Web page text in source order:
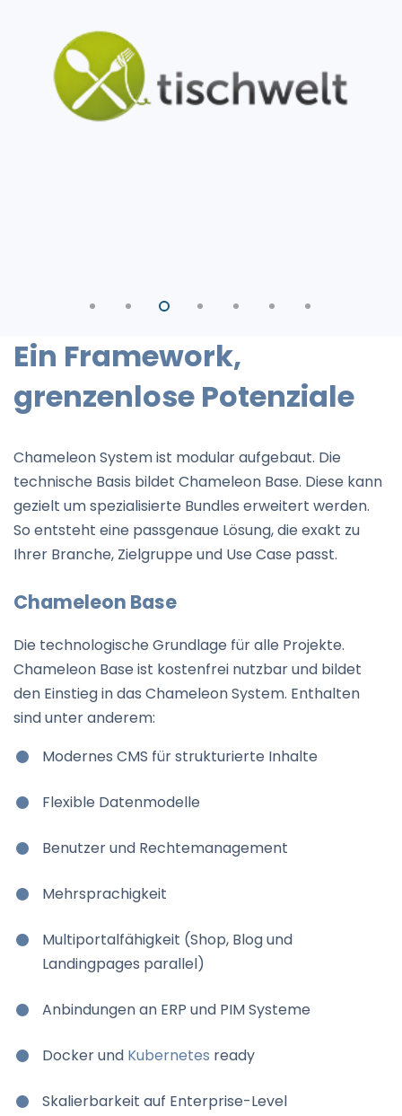
Ein Framework,
grenzenlose Potenziale
Chameleon System ist modular aufgebaut. Die
technische Basis bildet Chameleon Base. Diese kann
gezielt um spezialisierte Bundles erweitert werden.
So entsteht eine passgenaue Lösung, die exakt zu
Ihrer Branche, Zielgruppe und Use Case passt.
Chameleon Base
Die technologische Grundlage für alle Projekte.
Chameleon Base ist kostenfrei nutzbar und bildet
den Einstieg in das Chameleon System. Enthalten
sind unter anderem:
Modernes CMS für strukturierte Inhalte
Flexible Datenmodelle
Benutzer und Rechtemanagement
Mehrsprachigkeit
Multiportalfähigkeit (Shop, Blog und
Landingpages parallel)
Anbindungen an ERP und PIM Systeme
Docker und Kubernetes ready
Skalierbarkeit auf Enterprise-Level